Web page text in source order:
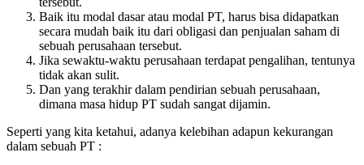
Baik itu modal dasar atau modal PT, harus bisa didapatkan
secara mudah baik itu dari obligasi dan penjualan saham di
sebuah perusahaan tersebut.
Jika sewaktu-waktu perusahaan terdapat pengalihan, tentunya
tidak akan sulit.
Dan yang terakhir dalam pendirian sebuah perusahaan,
dimana masa hidup PT sudah sangat dijamin.
Seperti yang kita ketahui, adanya kelebihan adapun kekurangan
dalam sebuah PT :